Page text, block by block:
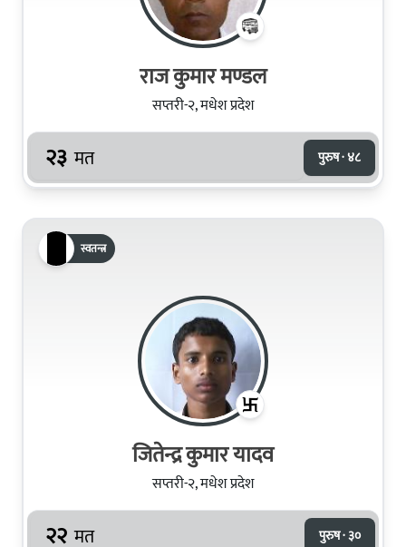
राज कुमार मण्डल
सप्तरी-२, मधेश प्रदेश
२३ मत पुरुष · ४८
स्वतन्त्र
जितेन्द्र कुमार यादव
सप्तरी-२, मधेश प्रदेश
२२ मत पुरुष · ३०